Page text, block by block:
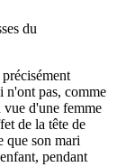
du
n'ont pas, comme
vue d'une femme
de la tête de
que son mari
pendant